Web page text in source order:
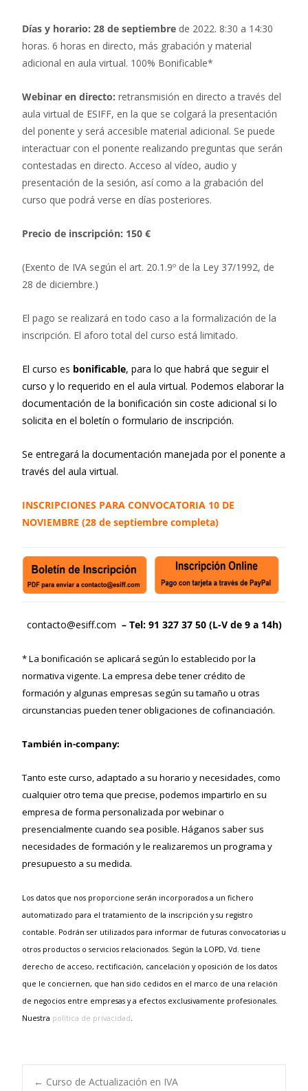
Días y horario: 28 de septiembre de 2022. 8:30 a 14:30
horas. 6 horas en directo, más grabación y material
adicional en aula virtual. 100% Bonificable*
Webinar en directo: retransmisión en directo a través del
aula virtual de ESIFF, en la que se colgará la presentación
del ponente y será accesible material adicional. Se puede
interactuar con el ponente realizando preguntas que serán
contestadas en directo. Acceso al vídeo, audio y
presentación de la sesión, así como a la grabación del
curso que podrá verse en días posteriores.
Precio de inscripción: 150 €
(Exento de IVA según el art. 20.1.9º de la Ley 37/1992, de
28 de diciembre.)
El pago se realizará en todo caso a la formalización de la
inscripción. El aforo total del curso está limitado.
El curso es bonificable, para lo que habrá que seguir el
curso y lo requerido en el aula virtual. Podemos elaborar la
documentación de la bonificación sin coste adicional si lo
solicita en el boletín o formulario de inscripción.
Se entregará la documentación manejada por el ponente a
través del aula virtual.
INSCRIPCIONES PARA CONVOCATORIA 10 DE
NOVIEMBRE (28 de septiembre completa)
contacto@esiff.com – Tel: 91 327 37 50 (L-V de 9 a 14h)
* La bonificación se aplicará según lo establecido por la
normativa vigente. La empresa debe tener crédito de
formación y algunas empresas según su tamaño u otras
circunstancias pueden tener obligaciones de cofinanciación.
También in-company:
Tanto este curso, adaptado a su horario y necesidades, como
cualquier otro tema que precise, podemos impartirlo en su
empresa de forma personalizada por webinar o
presencialmente cuando sea posible. Háganos saber sus
necesidades de formación y le realizaremos un programa y
presupuesto a su medida.
Los datos que nos proporcione serán incorporados a un fichero
automatizado para el tratamiento de la inscripción y su registro
contable. Podrán ser utilizados para informar de futuras convocatorias u
otros productos o servicios relacionados. Según la LOPD, Vd. tiene
derecho de acceso, rectificación, cancelación y oposición de los datos
que le conciernen, que han sido cedidos en el marco de una relación
de negocios entre empresas y a efectos exclusivamente profesionales.
Nuestra política de privacidad.
← Curso de Actualización en IVA